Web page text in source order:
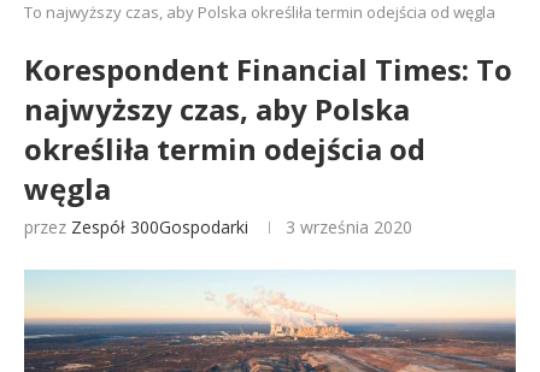
To najwyższy czas, aby Polska określiła termin odejścia od węgla
Korespondent Financial Times: To
najwyższy czas, aby Polska
określiła termin odejścia od
węgla
przez Zespół 300Gospodarki 3 września 2020